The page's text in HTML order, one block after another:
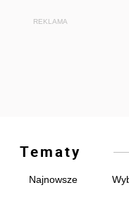
REKLAMA
Tematy
Najnowsze